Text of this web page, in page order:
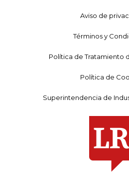
Aviso de
Términos y
Política de Tratamiento
Política de
Superintendencia de